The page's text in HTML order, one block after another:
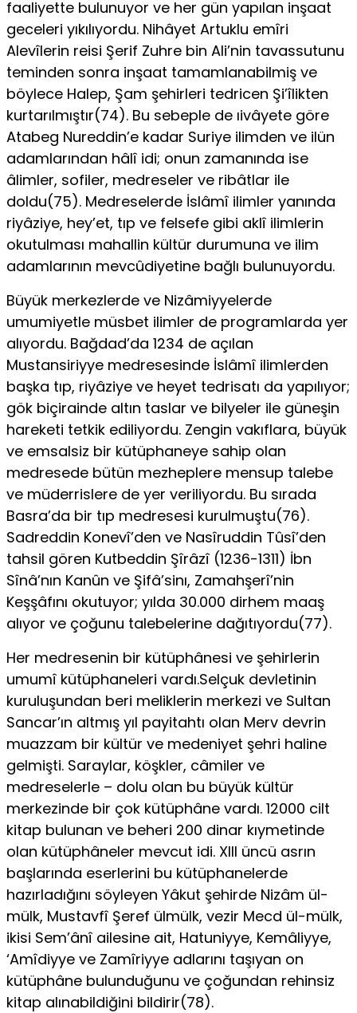
faaliyette bulunuyor ve her gün yapılan inşaat
geceleri yıkılıyordu. Nihâyet Artuklu emîri
Alevîlerin reisi Şerif Zuhre bin Ali’nin tavassutunu
teminden sonra inşaat tamamlanabilmiş ve
böylece Halep, Şam şehirleri tedricen Şi’îlikten
kurtarılmıştır(74). Bu sebeple de ıivâyete göre
Atabeg Nureddin’e kadar Suriye ilimden ve ilün
adamlarından hâlî idi; onun zamanında ise
âlimler, sofiler, medreseler ve ribâtlar ile
doldu(75). Medreselerde İslâmî ilimler yanında
riyâziye, hey’et, tıp ve felsefe gibi aklî ilimlerin
okutulması mahallin kültür durumuna ve ilim
adamlarının mevcûdiyetine bağlı bulunuyordu.
Büyük merkezlerde ve Nizâmiyyelerde
umumiyetle müsbet ilimler de programlarda yer
alıyordu. Bağdad’da 1234 de açılan
Mustansiriyye medresesinde İslâmî ilimlerden
başka tıp, riyâziye ve heyet tedrisatı da yapılıyor;
gök biçirainde altın taslar ve bilyeler ile güneşin
hareketi tetkik ediliyordu. Zengin vakıflara, büyük
ve emsalsiz bir kütüphaneye sahip olan
medresede bütün mezheplere mensup talebe
ve müderrislere de yer veriliyordu. Bu sırada
Basra’da bir tıp medresesi kurulmuştu(76).
Sadreddin Konevî’den ve Nasîruddin Tûsî’den
tahsil gören Kutbeddin Şîrâzî (1236-1311) İbn
Sînâ’nın Kanûn ve Şifâ’sinı, Zamahşerî’nin
Keşşâfını okutuyor; yılda 30.000 dirhem maaş
alıyor ve çoğunu talebelerine dağıtıyordu(77).
Her medresenin bir kütüphânesi ve şehirlerin
umumî kütüphaneleri vardı.Selçuk devletinin
kuruluşundan beri meliklerin merkezi ve Sultan
Sancar’ın altmış yıl payitahtı olan Merv devrin
muazzam bir kültür ve medeniyet şehri haline
gelmişti. Saraylar, köşkler, câmiler ve
medreselerle – dolu olan bu büyük kültür
merkezinde bir çok kütüphâne vardı. 12000 cilt
kitap bulunan ve beheri 200 dinar kıymetinde
olan kütüphâneler mevcut idi. XIII üncü asrın
başlarında eserlerini bu kütüphanelerde
hazırladığını söyleyen Yâkut şehirde Nizâm ül-
mülk, Mustavfî Şeref ülmülk, vezir Mecd ül-mülk,
ikisi Sem’ânî ailesine ait, Hatuniyye, Kemâliyye,
‘Amîdiyye ve Zamîriyye adlarını taşıyan on
kütüphâne bulundu­ğunu ve çoğundan rehinsiz
kitap alınabildiğini bildirir(78).